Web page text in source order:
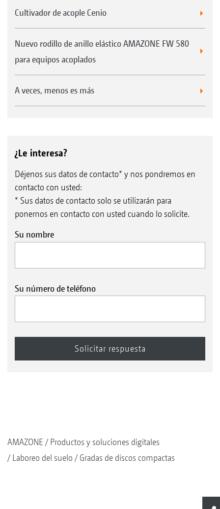
revenido
Rodillo de cuchillas delantero de 330 mm de diámetro
Cultivador de acople Cenio
Nuevo rodillo de anillo elástico AMAZONE FW 580
para equipos acoplados
A veces, menos es más
¿Le interesa?
Déjenos sus datos de contacto* y nos pondremos en
contacto con usted:
* Sus datos de contacto solo se utilizarán para
ponernos en contacto con usted cuando lo solicite.
Su nombre
Su número de teléfono
AMAZONE
Productos y soluciones digitales
Laboreo del suelo
Gradas de discos compactas